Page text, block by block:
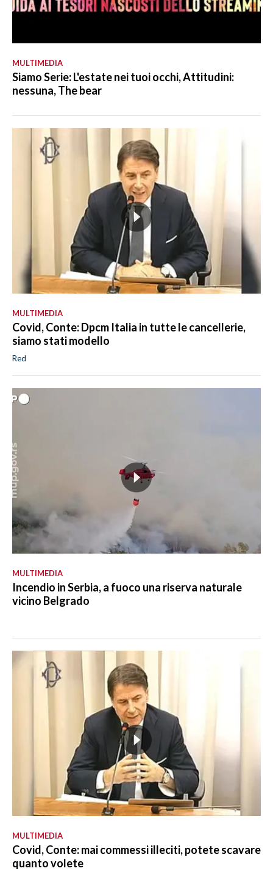
MULTIMEDIA
Siamo Serie: L'estate nei tuoi occhi, Attitudini:
nessuna, The bear
MULTIMEDIA
Covid, Conte: Dpcm Italia in tutte le cancellerie,
siamo stati modello
Red
MULTIMEDIA
Incendio in Serbia, a fuoco una riserva naturale
vicino Belgrado
MULTIMEDIA
Covid, Conte: mai commessi illeciti, potete scavare
quanto volete